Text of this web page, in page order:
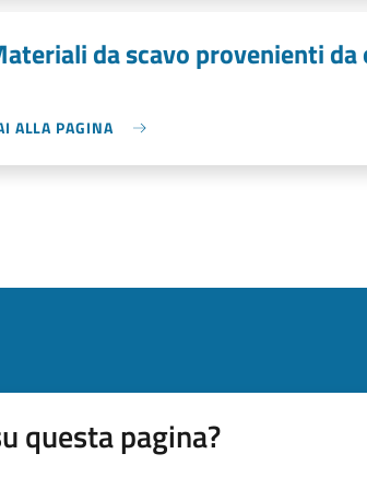
da scavo provenienti da
ALLA PAGINA
questa pagina?